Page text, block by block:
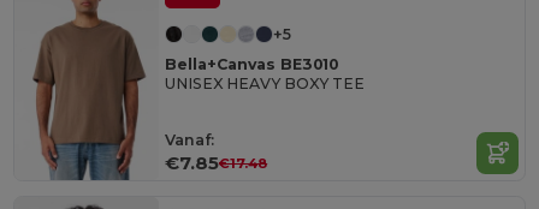
+5
Bella+Canvas BE3010
UNISEX HEAVY BOXY TEE
Vanaf:
€7.85€17.48